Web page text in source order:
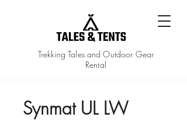
Trekking Tales and Outdoor Gear
Rental
Synmat UL LW